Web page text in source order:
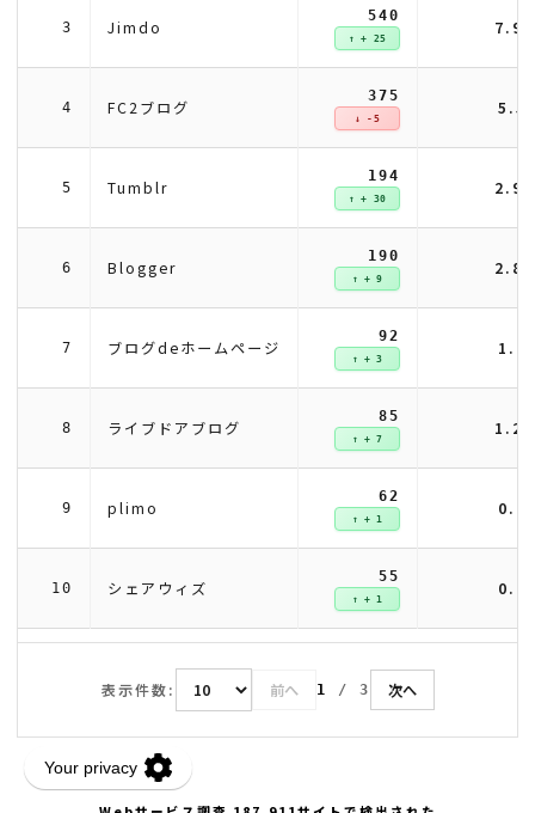
3 Jimdo
540
↑ + 25
4 FC2ブログ
375
↓ -5
5 Tumblr
194
↑ + 30
6 Blogger
190
↑ + 9
7 ブログdeホームページ
92
↑ + 3
8 ライブドアブログ
85
↑ + 7
9 plimo
62
↑ + 1
10 シェアウィズ
55
↑ + 1
表示件数: 前へ 1 / 3 次へ